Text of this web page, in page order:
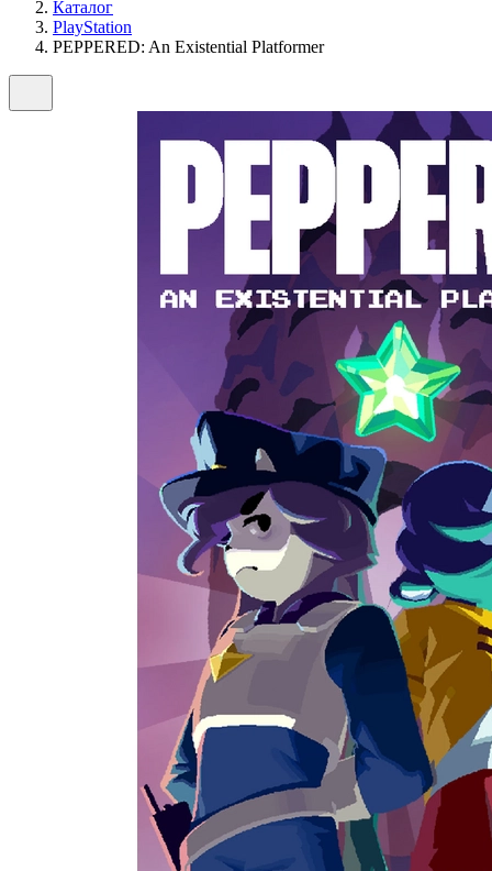
Каталог
PlayStation
PEPPERED: An Existential Platformer